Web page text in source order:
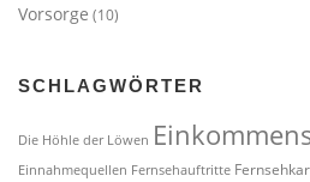
Vorsorge (10)
SCHLAGWÖRTER
Die Höhle der Löwen
Einnahmequellen Fernsehauftritte